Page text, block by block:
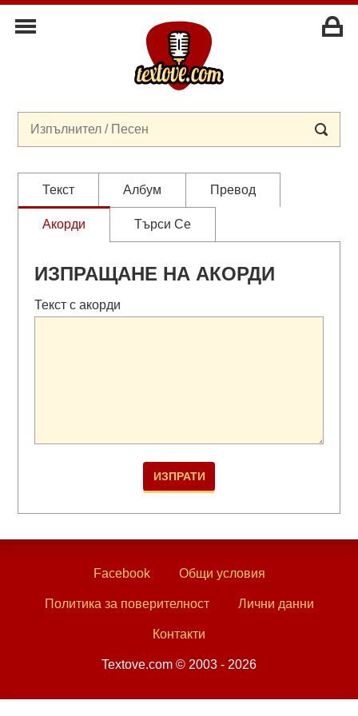
Текст Албум Превод
Акорди Търси Се
ИЗПРАЩАНЕ НА АКОРДИ
Текст с акорди
Facebook Общи условия
Политика за поверителност Лични данни
Контакти
Textove.com © 2003 - 2026